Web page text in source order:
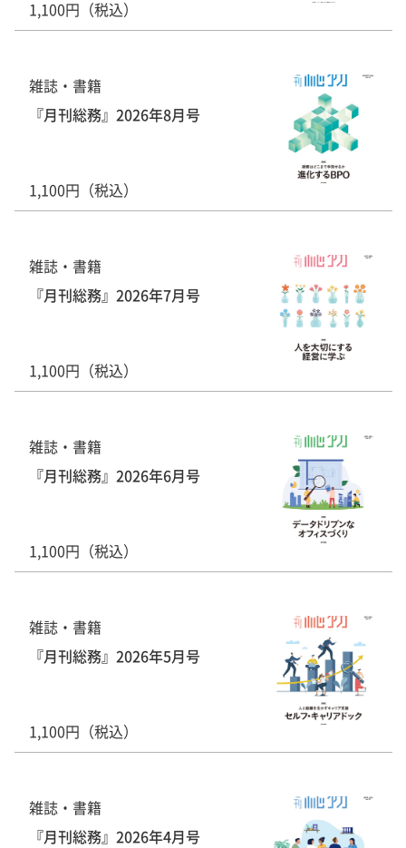
1,100円（税込）
雑誌・書籍
『月刊総務』2026年8月号
1,100円（税込）
雑誌・書籍
『月刊総務』2026年7月号
1,100円（税込）
雑誌・書籍
『月刊総務』2026年6月号
1,100円（税込）
雑誌・書籍
『月刊総務』2026年5月号
1,100円（税込）
雑誌・書籍
『月刊総務』2026年4月号